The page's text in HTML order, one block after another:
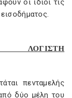
οι ίδιοι τις
ΛΟΓΙΣΤΗ
πενταμελής
δύο μέλη του